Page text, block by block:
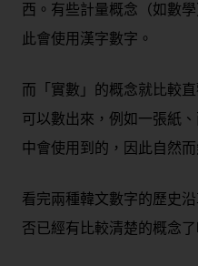
西。有些計量概念（如數
此會使用漢字數字。
而「實數」的概念就比較
可以數出來，例如一張紙
中會使用到的，因此自然
看完兩種韓文數字的歷史
否已經有比較清楚的概念了